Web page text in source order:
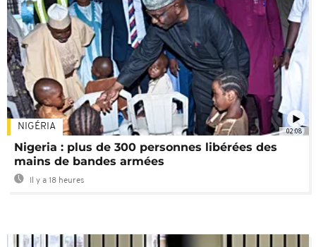
02:08
NIGÉRIA
Nigeria : plus de 300 personnes libérées des
mains de bandes armées
Il y a 18 heures